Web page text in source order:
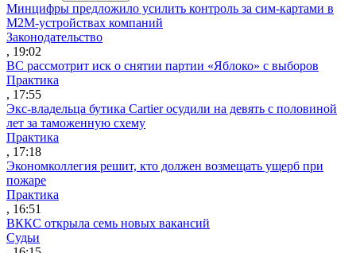
Минцифры предложило усилить контроль за сим-картами в
M2M-устройствах компаний
Законодательство
, 19:02
ВС рассмотрит иск о снятии партии «Яблоко» с выборов
Практика
, 17:55
Экс-владельца бутика Cartier осудили на девять с половиной
лет за таможенную схему
Практика
, 17:18
Экономколлегия решит, кто должен возмещать ущерб при
пожаре
Практика
, 16:51
ВККС открыла семь новых вакансий
Судьи